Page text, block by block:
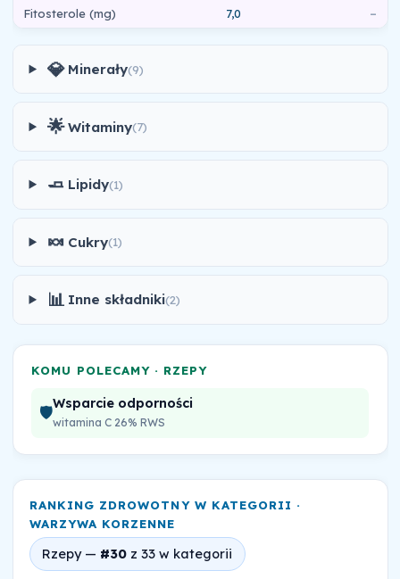
Fitosterole (mg)
7,0 –
💎 Minerały(9)
🌟 Witaminy(7)
🧈 Lipidy(1)
🍬 Cukry(1)
📊 Inne składniki(2)
KOMU POLECAMY · RZEPY
🛡️Wsparcie odporności
witamina C 26% RWS
RANKING ZDROWOTNY W KATEGORII ·
WARZYWA KORZENNE
Rzepy — #30 z 33 w kategorii